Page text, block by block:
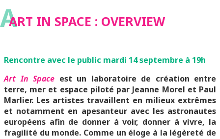
AART IN SPACE : OVERVIEW
Rencontre avec le public mardi 14 septembre à 19h
Art In Space est un laboratoire de création entre
terre, mer et espace piloté par Jeanne Morel et Paul
Marlier. Les artistes travaillent en milieux extrêmes
et notamment en apesanteur avec les astronautes
européens afin de donner à voir, donner à vivre, la
fragilité du monde. Comme un éloge à la légèreté de